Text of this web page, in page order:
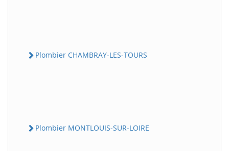
Plombier CHAMBRAY-LES-TOURS
Plombier MONTLOUIS-SUR-LOIRE